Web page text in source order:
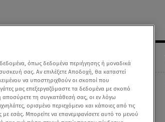
όπως δεδομένα περιήγησης ή μοναδικά
σας. Αν επιλέξετε Αποδοχή, θα καταστεί
να υποστηριχθούν οι σκοποί που
μας επεξεργαζόμαστε τα δεδομένα με σκοπό
τη συγκατάθεσή σας, οι εν λόγω
ορισμένο περιεχόμενο και κάποιες από τις
με εσάς. Μπορείτε να επανεμφανίσετε αυτό το μενού